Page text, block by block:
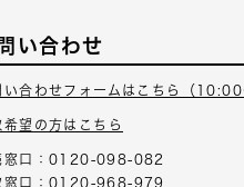
い合わせ
い合わせフォームはこちら（
希望の方はこちら
窓口：0120-098-082
窓口：0120-968-979